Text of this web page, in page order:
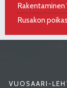
Rakentaminen
Rusakon
VUOSAARI-